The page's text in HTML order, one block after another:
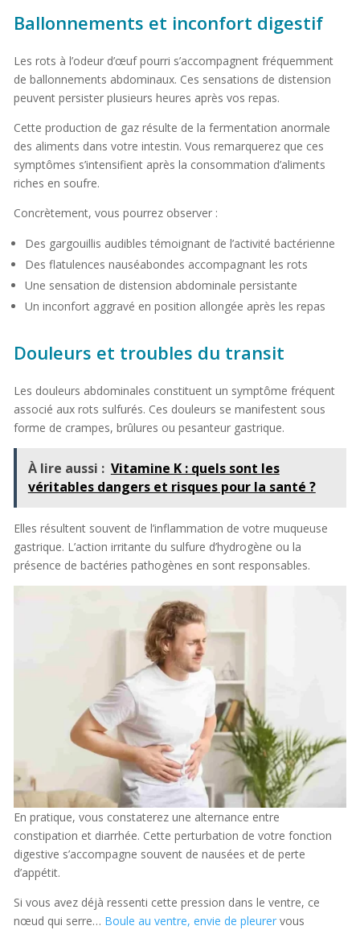
Ballonnements et inconfort digestif
Les rots à l’odeur d’œuf pourri s’accompagnent fréquemment
de ballonnements abdominaux. Ces sensations de distension
peuvent persister plusieurs heures après vos repas.
Cette production de gaz résulte de la fermentation anormale
des aliments dans votre intestin. Vous remarquerez que ces
symptômes s’intensifient après la consommation d’aliments
riches en soufre.
Concrètement, vous pourrez observer :
Des gargouillis audibles témoignant de l’activité bactérienne
Des flatulences nauséabondes accompagnant les rots
Une sensation de distension abdominale persistante
Un inconfort aggravé en position allongée après les repas
Douleurs et troubles du transit
Les douleurs abdominales constituent un symptôme fréquent
associé aux rots sulfurés. Ces douleurs se manifestent sous
forme de crampes, brûlures ou pesanteur gastrique.
À lire aussi : Vitamine K : quels sont les
véritables dangers et risques pour la santé ?
Elles résultent souvent de l’inflammation de votre muqueuse
gastrique. L’action irritante du sulfure d’hydrogène ou la
présence de bactéries pathogènes en sont responsables.
En pratique, vous constaterez une alternance entre
constipation et diarrhée. Cette perturbation de votre fonction
digestive s’accompagne souvent de nausées et de perte
d’appétit.
Si vous avez déjà ressenti cette pression dans le ventre, ce
nœud qui serre… Boule au ventre, envie de pleurervous